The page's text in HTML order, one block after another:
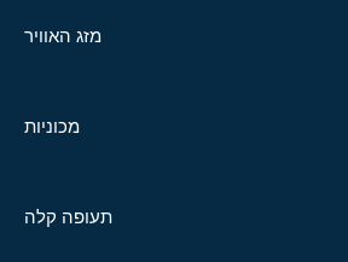
מזג האוויר
מכוניות
תעופה קלה